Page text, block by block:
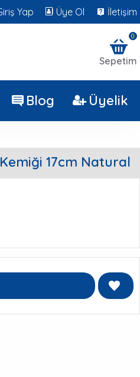
Yap Üye Ol İletişim
Sepetim
0
Blog Üyelik
17cm Natural